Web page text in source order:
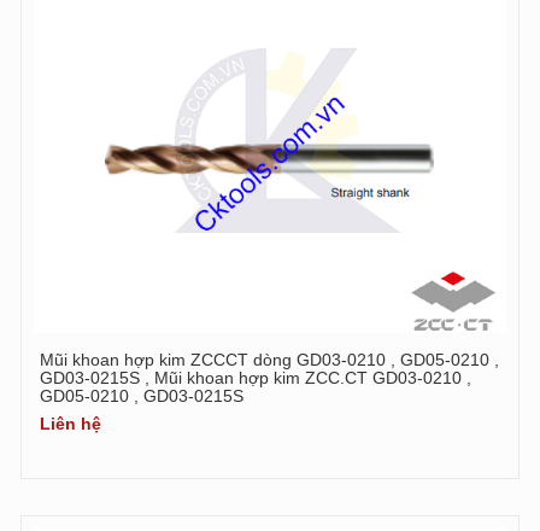
Mũi khoan hợp kim ZCCCT dòng GD03-0210 , GD05-0210 ,
GD03-0215S , Mũi khoan hợp kim ZCC.CT GD03-0210 ,
GD05-0210 , GD03-0215S
Liên hệ